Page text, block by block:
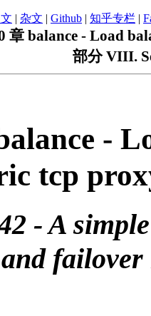
| 杂文 | Github | 知乎专栏 |
章 balance - Load
部分 VIII.
-
tcp
- A
failover